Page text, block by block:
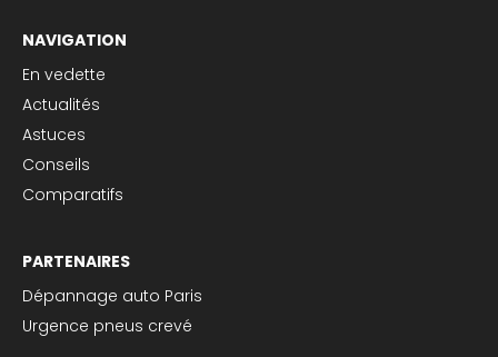
NAVIGATION
En vedette
Actualités
Astuces
Conseils
Comparatifs
PARTENAIRES
Dépannage auto Paris
Urgence pneus crevé